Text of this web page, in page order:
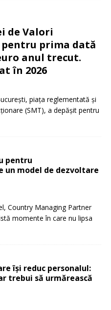
de Valori
pentru prima dată
anul trecut.
în 2026
piața reglementată și
(SMT), a depășit pentru
pentru
un model de dezvoltare
Country Managing Partner
momente în care nu lipsa
își reduc personalul:
trebui să urmărească